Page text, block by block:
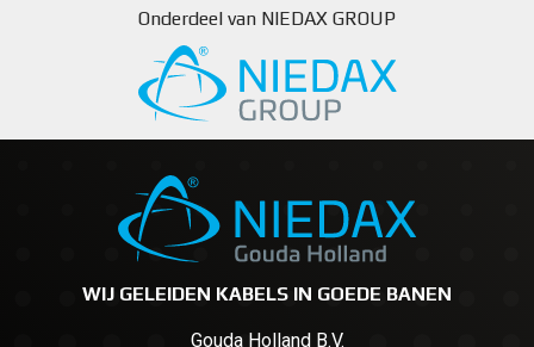
Onderdeel van NIEDAX GROUP
WIJ GELEIDEN KABELS IN GOEDE BANEN
Gouda Holland B.V.